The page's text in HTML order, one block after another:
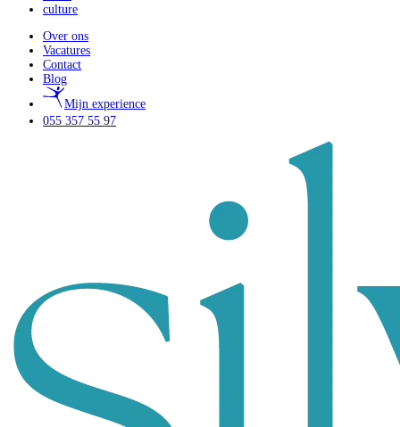
culture
Over ons
Vacatures
Contact
Blog
Mijn experience
055 357 55 97